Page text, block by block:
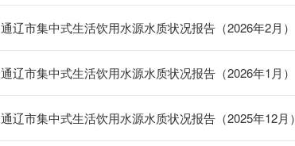
通辽市集中式生活饮用水源水质状况报告（2026年2月）
通辽市集中式生活饮用水源水质状况报告（2026年1月）
通辽市集中式生活饮用水源水质状况报告（2025年12月）